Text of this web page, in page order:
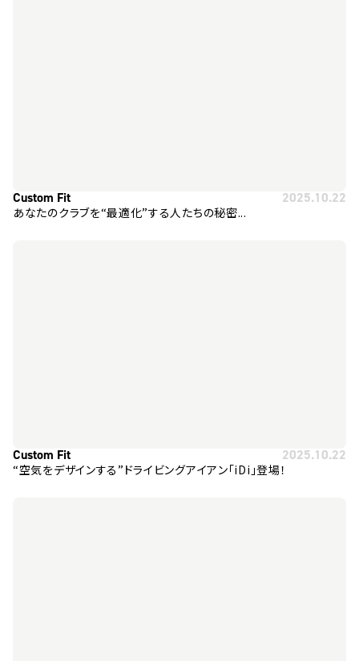
Custom Fit 2025.10.22
あなたのクラブを“最適化”する人たちの秘密...
Custom Fit 2025.10.22
“空気をデザインする”ドライビングアイアン「iDi」登場！